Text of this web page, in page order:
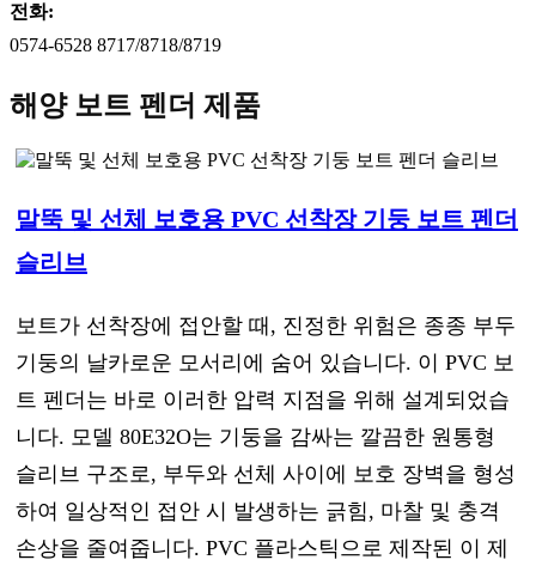
전화:
0574-6528 8717/8718/8719
해양 보트 펜더 제품
말뚝 및 선체 보호용 PVC 선착장 기둥 보트 펜더
슬리브
보트가 선착장에 접안할 때, 진정한 위험은 종종 부두
기둥의 날카로운 모서리에 숨어 있습니다. 이 PVC 보
트 펜더는 바로 이러한 압력 지점을 위해 설계되었습
니다. 모델 80E32O는 기둥을 감싸는 깔끔한 원통형
슬리브 구조로, 부두와 선체 사이에 보호 장벽을 형성
하여 일상적인 접안 시 발생하는 긁힘, 마찰 및 충격
손상을 줄여줍니다. PVC 플라스틱으로 제작된 이 제